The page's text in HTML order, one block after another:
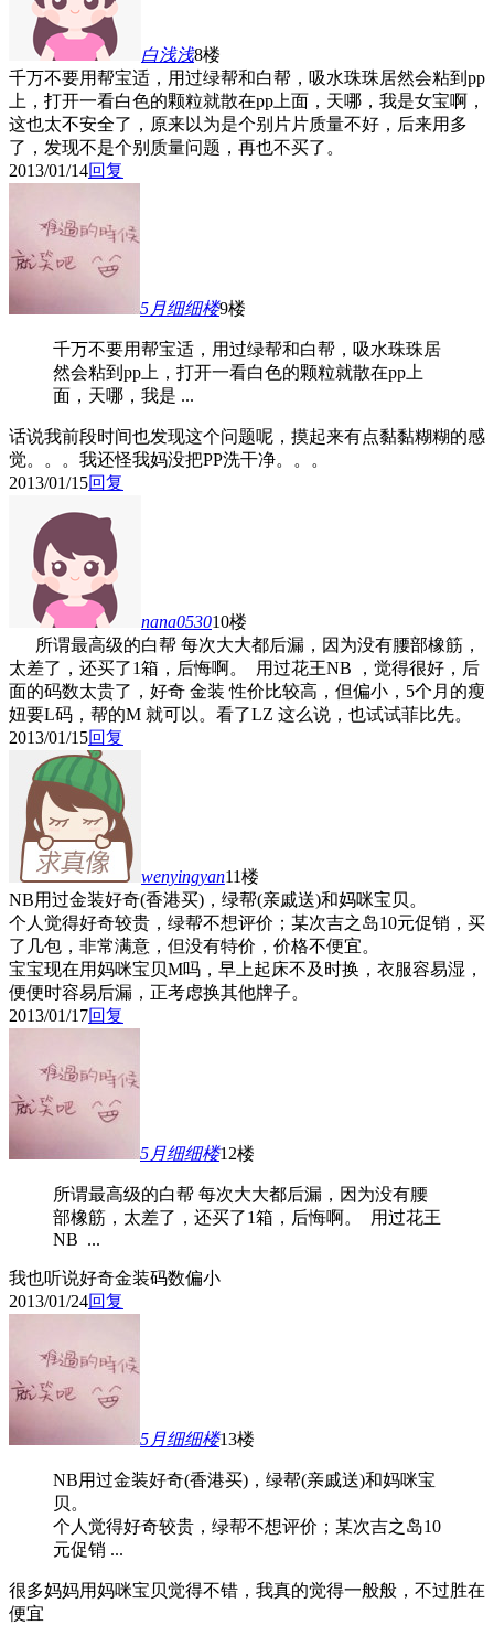
白浅浅8楼
千万不要用帮宝适，用过绿帮和白帮，吸水珠珠居然会粘到pp
上，打开一看白色的颗粒就散在pp上面，天哪，我是女宝啊，
这也太不安全了，原来以为是个别片片质量不好，后来用多
了，发现不是个别质量问题，再也不买了。
2013/01/14回复
5月细细楼9楼
千万不要用帮宝适，用过绿帮和白帮，吸水珠珠居
然会粘到pp上，打开一看白色的颗粒就散在pp上
面，天哪，我是 ...
话说我前段时间也发现这个问题呢，摸起来有点黏黏糊糊的感
觉。。。我还怪我妈没把PP洗干净。。。
2013/01/15回复
nana053010楼
所谓最高级的白帮 每次大大都后漏，因为没有腰部橡筋，
太差了，还买了1箱，后悔啊。 用过花王NB ，觉得很好，后
面的码数太贵了，好奇 金装 性价比较高，但偏小，5个月的瘦
妞要L码，帮的M 就可以。看了LZ 这么说，也试试菲比先。
2013/01/15回复
wenyingyan11楼
NB用过金装好奇(香港买)，绿帮(亲戚送)和妈咪宝贝。
个人觉得好奇较贵，绿帮不想评价；某次吉之岛10元促销，买
了几包，非常满意，但没有特价，价格不便宜。
宝宝现在用妈咪宝贝M吗，早上起床不及时换，衣服容易湿，
便便时容易后漏，正考虑换其他牌子。
2013/01/17回复
5月细细楼12楼
所谓最高级的白帮 每次大大都后漏，因为没有腰
部橡筋，太差了，还买了1箱，后悔啊。 用过花王
NB ...
我也听说好奇金装码数偏小
2013/01/24回复
5月细细楼13楼
NB用过金装好奇(香港买)，绿帮(亲戚送)和妈咪宝
贝。
个人觉得好奇较贵，绿帮不想评价；某次吉之岛10
元促销 ...
很多妈妈用妈咪宝贝觉得不错，我真的觉得一般般，不过胜在
便宜